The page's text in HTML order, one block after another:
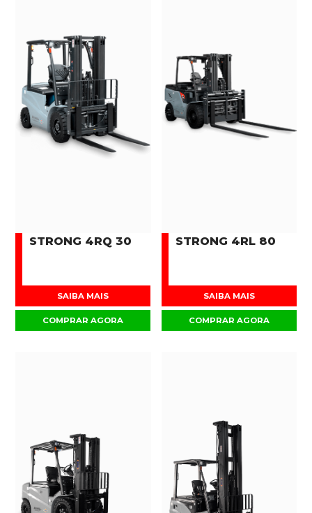
STRONG 4RQ 30
SAIBA MAIS
COMPRAR AGORA
STRONG 4RL 80
SAIBA MAIS
COMPRAR AGORA